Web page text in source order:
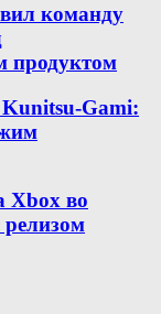
команду
продуктом
Kunitsu-Gami:
Xbox во
релизом